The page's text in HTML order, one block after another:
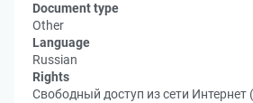
Document type
Other
Language
Russian
Rights
Свободный доступ из сети Интернет